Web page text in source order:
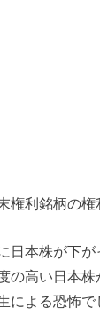
権利銘柄の権
日本株が下
の高い日本
による恐怖